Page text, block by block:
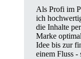
Als Profi im
ich
die Inhalte
Marke
Idee bis zur
einem Fluss -